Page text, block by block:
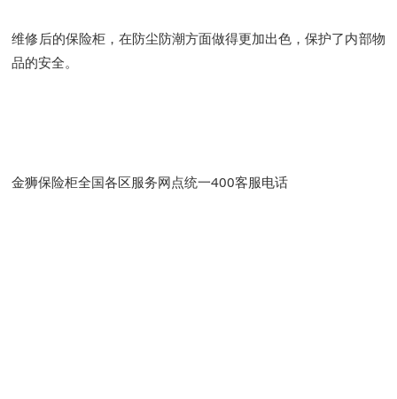
维修后的保险柜，在防尘防潮方面做得更加出色，保护了内部物
品的安全。
金狮保险柜全国各区服务网点统一400客服电话